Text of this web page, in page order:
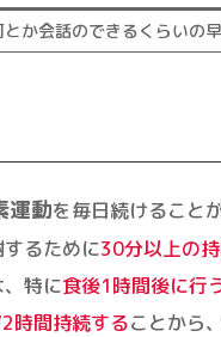
か会話のできるくらいの
運動を毎日続けること
るために30分以上の
特に食後1時間後に行
時間持続することから